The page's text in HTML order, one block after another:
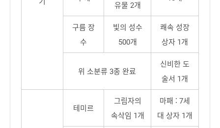
유물 2개
구름 장
수
빛의 성수
500개
쾌속 성장
상자 1개
위 소분류 3종 완료
신비한 도
술서 1개
테미르
그림자의
속삭임 1개
마패 : 7세
대 상자 1개